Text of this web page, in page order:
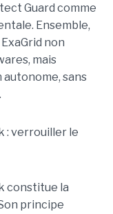
Guard comme
Ensemble,
non
mais
sans
: verrouiller le
constitue la
principe